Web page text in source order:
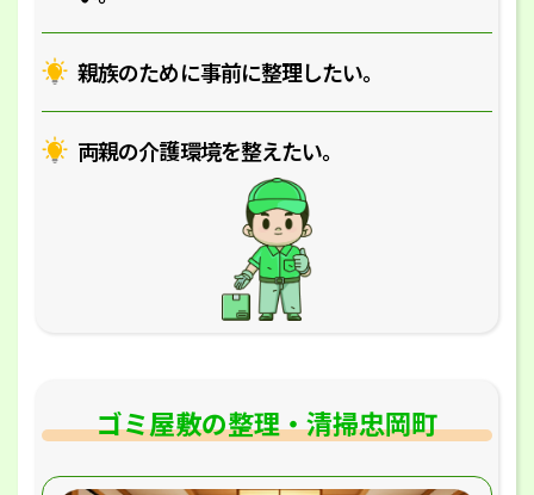
親族のために事前に整理したい｡
両親の介護環境を整えたい｡
ゴミ屋敷の整理・清掃忠岡町